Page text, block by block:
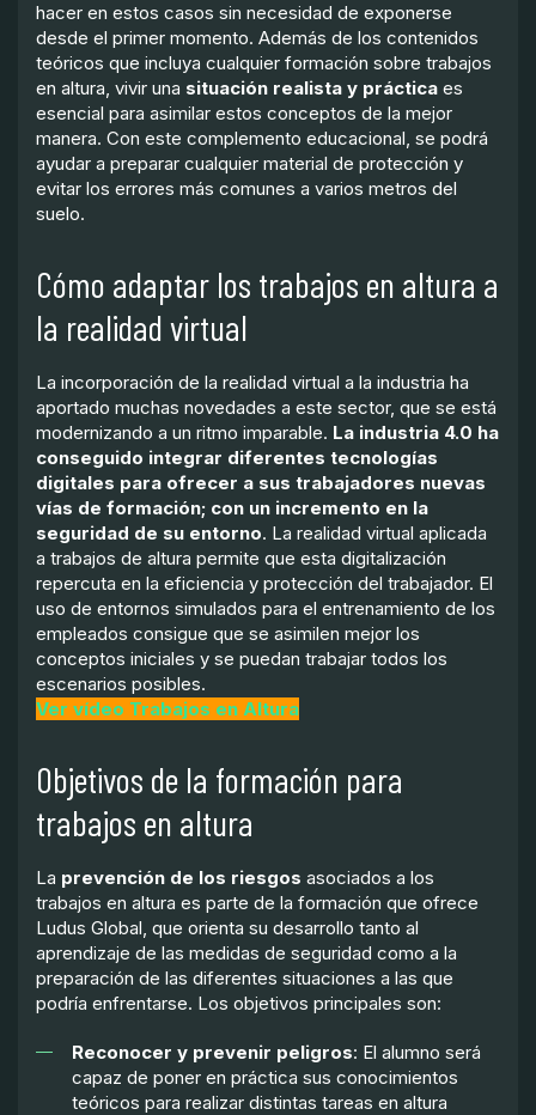
hacer en estos casos sin necesidad de exponerse
desde el primer momento. Además de los contenidos
teóricos que incluya cualquier formación sobre trabajos
en altura, vivir una situación realista y práctica es
esencial para asimilar estos conceptos de la mejor
manera. Con este complemento educacional, se podrá
ayudar a preparar cualquier material de protección y
evitar los errores más comunes a varios metros del
suelo.
Cómo adaptar los trabajos en altura a
la realidad virtual
La incorporación de la realidad virtual a la industria ha
aportado muchas novedades a este sector, que se está
modernizando a un ritmo imparable. La industria 4.0 ha
conseguido integrar diferentes tecnologías
digitales para ofrecer a sus trabajadores nuevas
vías de formación; con un incremento en la
seguridad de su entorno. La realidad virtual aplicada
a trabajos de altura permite que esta digitalización
repercuta en la eficiencia y protección del trabajador. El
uso de entornos simulados para el entrenamiento de los
empleados consigue que se asimilen mejor los
conceptos iniciales y se puedan trabajar todos los
escenarios posibles.
Ver vídeo Trabajos en Altura
Objetivos de la formación para
trabajos en altura
La prevención de los riesgos asociados a los
trabajos en altura es parte de la formación que ofrece
Ludus Global, que orienta su desarrollo tanto al
aprendizaje de las medidas de seguridad como a la
preparación de las diferentes situaciones a las que
podría enfrentarse. Los objetivos principales son:
Reconocer y prevenir peligros: El alumno será
capaz de poner en práctica sus conocimientos
teóricos para realizar distintas tareas en altura